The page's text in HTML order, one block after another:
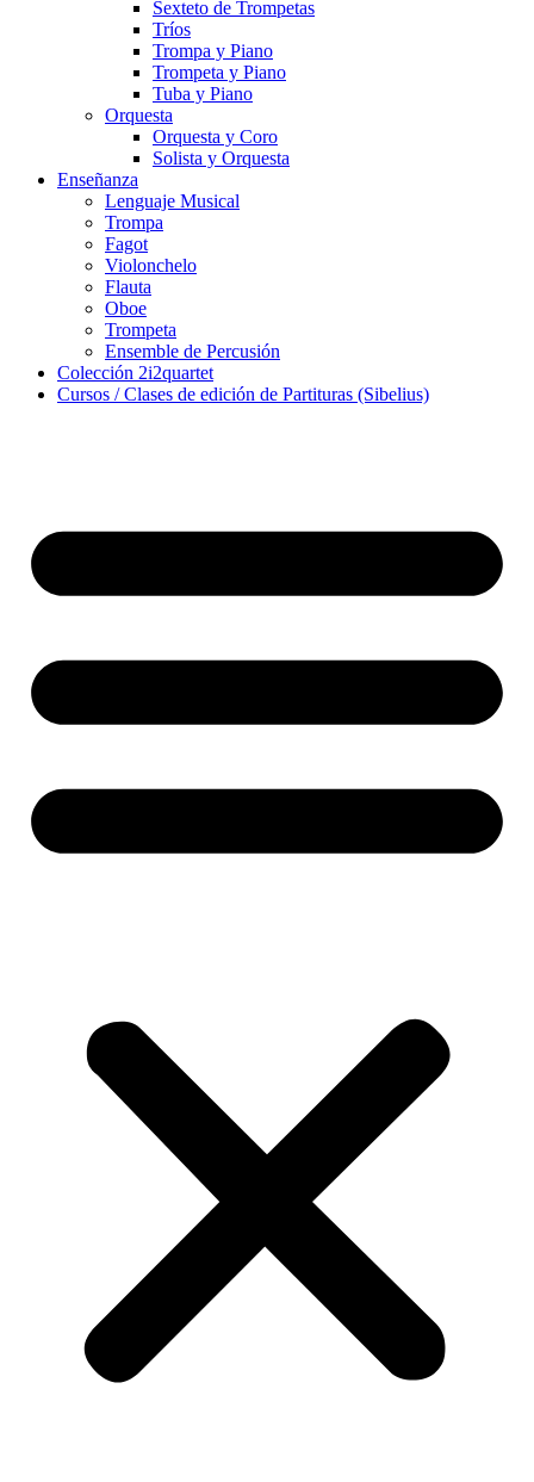
Sexteto de Trompetas
Tríos
Trompa y Piano
Trompeta y Piano
Tuba y Piano
Orquesta
Orquesta y Coro
Solista y Orquesta
Enseñanza
Lenguaje Musical
Trompa
Fagot
Violonchelo
Flauta
Oboe
Trompeta
Ensemble de Percusión
Colección 2i2quartet
Cursos / Clases de edición de Partituras (Sibelius)